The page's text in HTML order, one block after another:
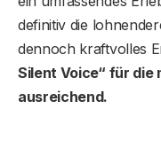
definitiv die
dennoch kraftvolles
Silent Voice“ für die
ausreichend.